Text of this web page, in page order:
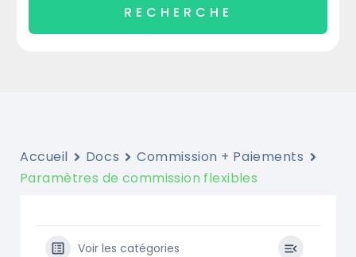
Accueil Docs
Commission + Paiements
Paramètres de commission flexibles
Voir les catégories